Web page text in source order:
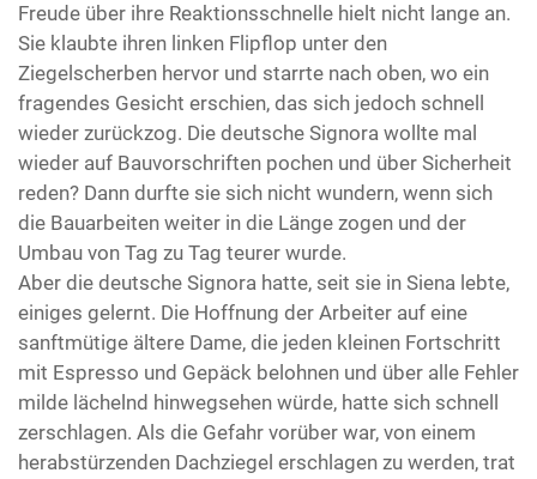
Freude über ihre Reaktionsschnelle hielt nicht lange an.
Sie klaubte ihren linken Flipflop unter den
Ziegelscherben hervor und starrte nach oben, wo ein
fragendes Gesicht erschien, das sich jedoch schnell
wieder zurückzog. Die deutsche Signora wollte mal
wieder auf Bauvorschriften pochen und über Sicherheit
reden? Dann durfte sie sich nicht wundern, wenn sich
die Bauarbeiten weiter in die Länge zogen und der
Umbau von Tag zu Tag teurer wurde.
Aber die deutsche Signora hatte, seit sie in Siena lebte,
einiges gelernt. Die Hoffnung der Arbeiter auf eine
sanftmütige ältere Dame, die jeden kleinen Fortschritt
mit Espresso und Gepäck belohnen und über alle Fehler
milde lächelnd hinwegsehen würde, hatte sich schnell
zerschlagen. Als die Gefahr vorüber war, von einem
herabstürzenden Dachziegel erschlagen zu werden, trat